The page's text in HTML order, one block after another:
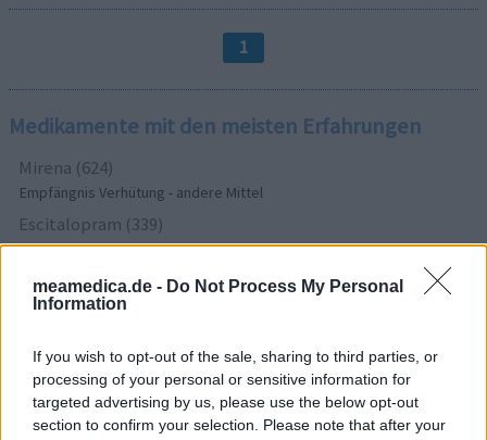
meamedica.de - Do Not Process My Personal
Information
If you wish to opt-out of the sale, sharing to third parties, or
processing of your personal or sensitive information for
targeted advertising by us, please use the below opt-out
section to confirm your selection. Please note that after your
1
Medikamente mit den meisten Erfahrungen
Mirena (624)
Empfängnis Verhütung - andere Mittel
Escitalopram (339)
Depression - SSRI
Venlafaxin (326)
Depression - andere Mittel
Cholesterin
Sertralin (302)
Depression - SSRI